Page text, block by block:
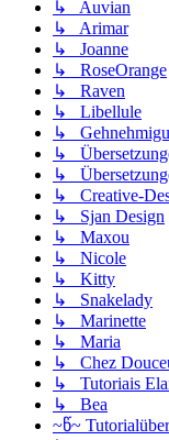
↳ Auvian
↳ Arimar
↳ Joanne
↳ RoseOrange
↳ Raven
↳ Libellule
↳
↳
↳
↳ Creative-
↳ Sjan Design
↳ Maxou
↳ Nicole
↳ Kitty
↳ Snakelady
↳ Marinette
↳ Maria
↳ Chez
↳ Tutoriais
↳ Bea
~წ~